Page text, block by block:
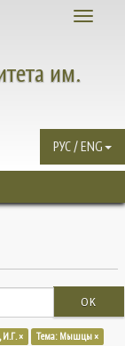
Toggle
им.
РУС / ENG
OK
И.Г. ×
Тема: Мышцы ×